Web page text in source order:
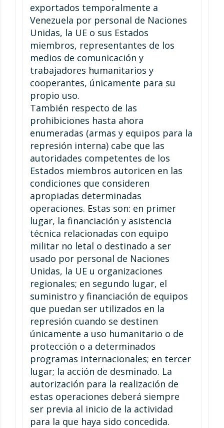
exportados temporalmente a
Venezuela por personal de Naciones
Unidas, la UE o sus Estados
miembros, representantes de los
medios de comunicación y
trabajadores humanitarios y
cooperantes, únicamente para su
propio uso.
También respecto de las
prohibiciones hasta ahora
enumeradas (armas y equipos para la
represión interna) cabe que las
autoridades competentes de los
Estados miembros autoricen en las
condiciones que consideren
apropiadas determinadas
operaciones. Estas son: en primer
lugar, la financiación y asistencia
técnica relacionadas con equipo
militar no letal o destinado a ser
usado por personal de Naciones
Unidas, la UE u organizaciones
regionales; en segundo lugar, el
suministro y financiación de equipos
que puedan ser utilizados en la
represión cuando se destinen
únicamente a uso humanitario o de
protección o a determinados
programas internacionales; en tercer
lugar; la acción de desminado. La
autorización para la realización de
estas operaciones deberá siempre
ser previa al inicio de la actividad
para la que haya sido concedida.